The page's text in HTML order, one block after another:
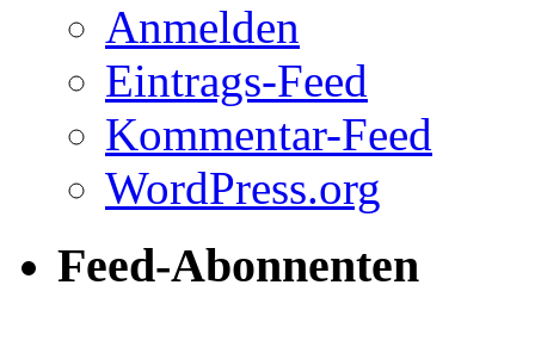
Anmelden
Eintrags-Feed
Kommentar-Feed
WordPress.org
Feed-Abonnenten